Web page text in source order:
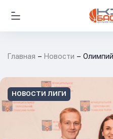
Главная Новости
НОВОСТИ ЛИГИ